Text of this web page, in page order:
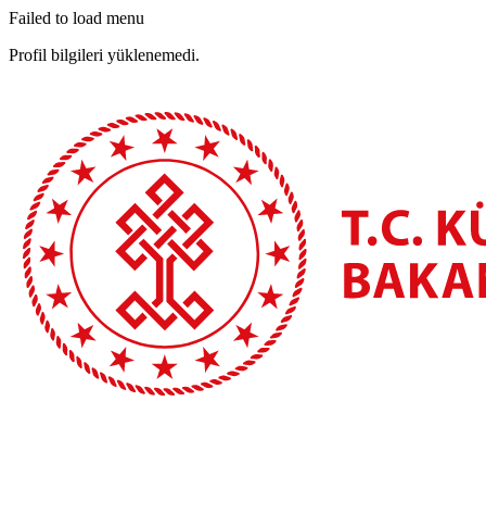
Failed to load menu
Profil bilgileri yüklenemedi.